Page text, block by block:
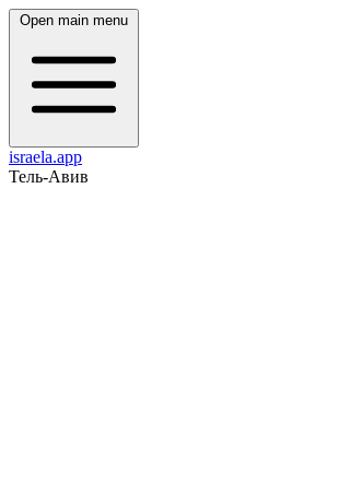
Open main menu
israela.app
Тель-Авив